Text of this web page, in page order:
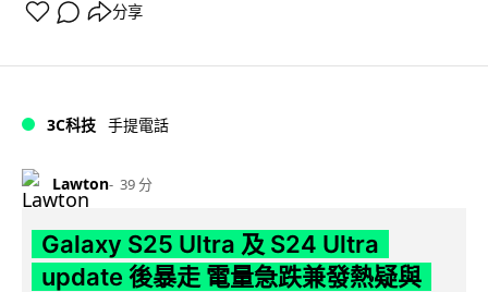
分享
3C科技 手提電話
Lawton 39 分
Galaxy S25 Ultra 及 S24 Ultra
update 後暴走 電量急跌兼發熱疑與